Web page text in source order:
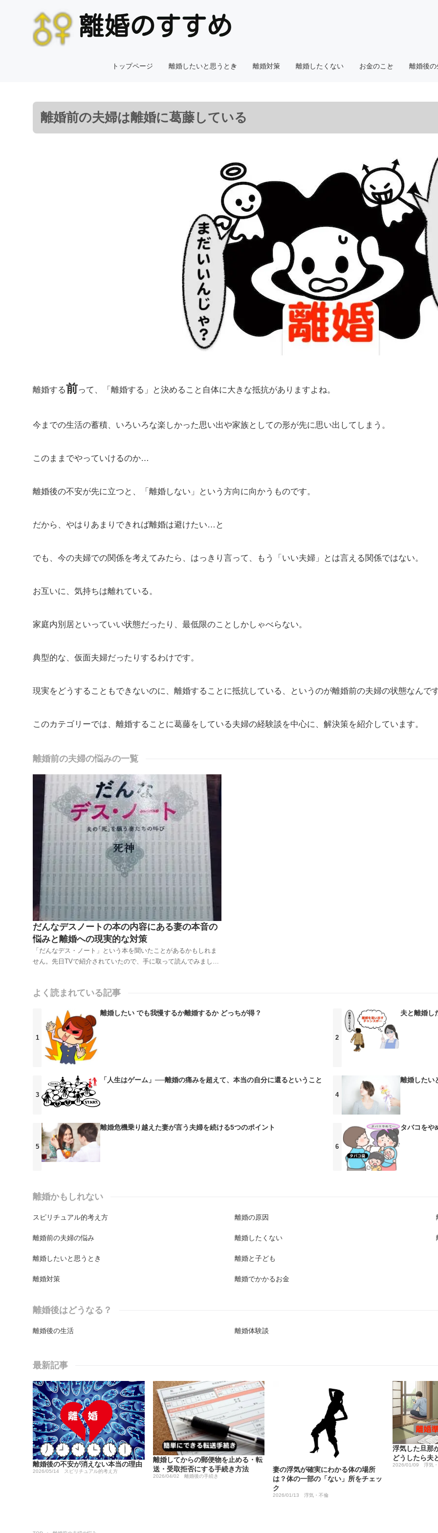
トップページ 離婚したいと思うとき 離婚対策 離婚したくない お金のこと 離婚後の
離婚前の夫婦は離婚に葛藤している
離婚する前って、「離婚する」と決めること自体に大きな抵抗がありますよね。
今までの生活の蓄積、いろいろな楽しかった思い出や家族としての形が先に思い出してしまう。
このままでやっていけるのか…
離婚後の不安が先に立つと、「離婚しない」という方向に向かうものです。
だから、やはりあまりできれば離婚は避けたい…と
でも、今の夫婦での関係を考えてみたら、はっきり言って、もう「いい夫婦」とは言える関係ではない。
お互いに、気持ちは離れている。
家庭内別居といっていい状態だったり、最低限のことしかしゃべらない。
典型的な、仮面夫婦だったりするわけです。
現実をどうすることもできないのに、離婚することに抵抗している、というのが離婚前の夫婦の状態なんで
このカテゴリーでは、離婚することに葛藤をしている夫婦の経験談を中心に、解決策を紹介しています。
離婚前の夫婦の悩みの一覧
だんなデスノートの本の内容にある妻の本音の
悩みと離婚への現実的な対策
「だんなデス・ノート」という本を聞いたことがあるかもしれま
せん。先日TVで紹介されていたので、手に取って読んでみまし
上での夫の愚痴や悪口を書き込むサイトがあって、その内容を本
よく読まれている記事
離婚したい でも我慢するか離婚するか どっちが得？ 夫と離婚し
「人生はゲーム」──離婚の痛みを超えて、本当の自分に還るということ 離婚したい
離婚危機乗り越えた妻が言う夫婦を続ける5つのポイント タバコをや
離婚かもしれない
スピリチュアル的考え方
離婚前の夫婦の悩み
離婚したいと思うとき
離婚対策
離婚の原因
離婚したくない
離婚と子ども
離婚でかかるお金
離婚後はどうなる？
離婚後の生活 離婚体験談
最新記事
離婚後の不安が消えない本当の理由
2026/05/14 スピリチュアル的考え方
離婚してからの郵便物を止める・転
送・受取拒否にする手続き方法
2026/04/02 離婚後の手続き
妻の浮気が確実にわかる体の場所
は？体の一部の「ない」所をチェッ
ク
2026/01/13 浮気・不倫
浮気した旦那
どうしたら夫
2026/01/09 浮気